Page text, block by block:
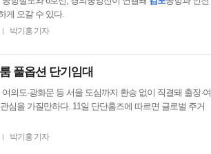
게 오갈 수 있다.
| 박기홍 기자
풀옵션 단기임대
의도·광화문 등 서울 도심까지 환승 없이 직결돼 출장·여
심을 가질만하다. 11일 단단홈즈에 따르면 글로벌 주거
| 박기홍 기자